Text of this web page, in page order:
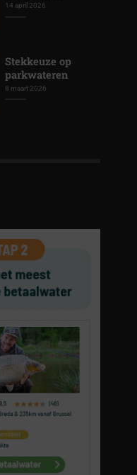
14 april 2026
Stekkeuze op
parkwateren
8 maart 2026